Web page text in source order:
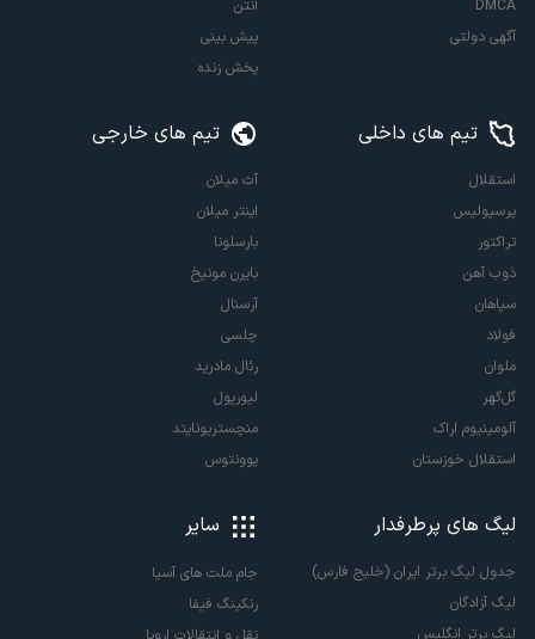
DMCA
آگهی دولتی
آنتن
پیش بینی
پخش زنده
تیم های داخلی
استقلال
پرسپولیس
تراکتور
ذوب آهن
سپاهان
فولاد
ملوان
گل‌گهر
آلومینیوم اراک
استقلال خوزستان
تیم های خارجی
آث میلان
اینتر میلان
بارسلونا
بایرن مونیخ
آرسنال
چلسی
رئال مادرید
لیورپول
منچستریونایتد
یوونتوس
لیگ های پرطرفدار
جدول لیگ برتر ایران (خلیج فارس)
لیگ آزادگان
لیگ برتر انگلیس
سایر
جام ملت های آسیا
رنکینگ فیفا